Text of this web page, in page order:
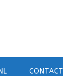
CONTACT